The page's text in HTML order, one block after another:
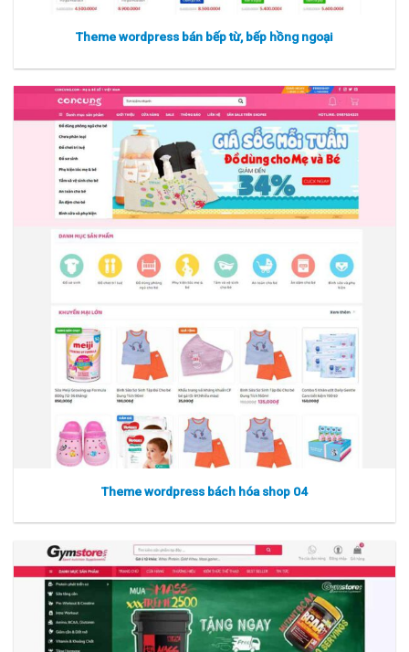
Xem thực tế Xem chi tiết
Theme wordpress bán bếp từ, bếp hồng ngoại
Theme wordpress bách hóa shop 04